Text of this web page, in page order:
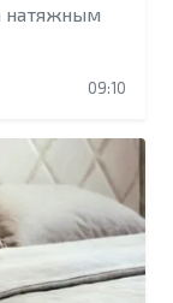
натяжным
09:10